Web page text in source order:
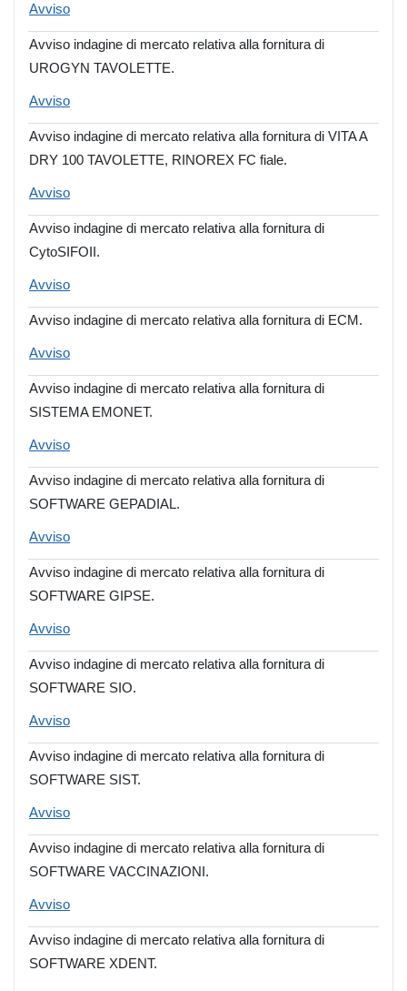
Avviso
Avviso indagine di mercato relativa alla fornitura di
UROGYN TAVOLETTE.
Avviso
Avviso indagine di mercato relativa alla fornitura di VITA A
DRY 100 TAVOLETTE, RINOREX FC fiale.
Avviso
Avviso indagine di mercato relativa alla fornitura di
CytoSIFOII.
Avviso
Avviso indagine di mercato relativa alla fornitura di ECM.
Avviso
Avviso indagine di mercato relativa alla fornitura di
SISTEMA EMONET.
Avviso
Avviso indagine di mercato relativa alla fornitura di
SOFTWARE GEPADIAL.
Avviso
Avviso indagine di mercato relativa alla fornitura di
SOFTWARE GIPSE.
Avviso
Avviso indagine di mercato relativa alla fornitura di
SOFTWARE SIO.
Avviso
Avviso indagine di mercato relativa alla fornitura di
SOFTWARE SIST.
Avviso
Avviso indagine di mercato relativa alla fornitura di
SOFTWARE VACCINAZIONI.
Avviso
Avviso indagine di mercato relativa alla fornitura di
SOFTWARE XDENT.